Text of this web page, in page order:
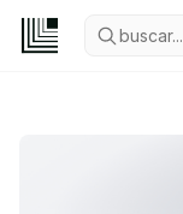
buscar...